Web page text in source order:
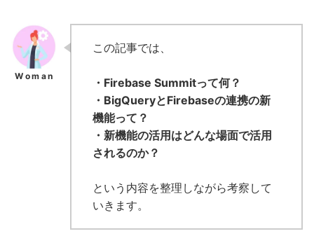
この記事では、
・Firebase Summitって何？
・BigQueryとFirebaseの連携の新
機能って？
・新機能の活用はどんな場面で活用
されるのか？
という内容を整理しながら考察して
いきます。